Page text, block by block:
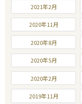
2021年2月
2020年11月
2020年8月
2020年5月
2020年2月
2019年11月